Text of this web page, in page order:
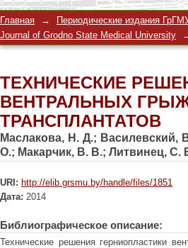
ТЕХНИЧЕСКИЕ
ПРИМЕНЕНИЕМ
Главная →
Периодические издания
Journal of Grodno State Medical University
ТЕХНИЧЕСКИЕ
ВЕНТРАЛЬНЫХ
ТРАНСПЛАНТАТОВ
Маслакова, Н. Д.; Василевский,
О.; Макарчик, В. В.; Литвинец, С.
URI: http://elib.grsmu.by/handle/files/1851
Дата: 2014
Библиографическое описание:
Технические решения герниопластики